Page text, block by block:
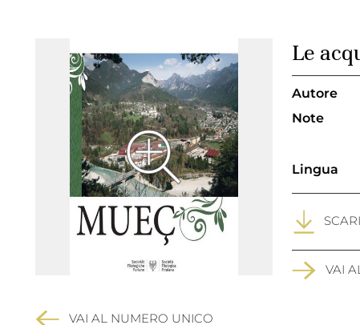
VAI AL NUMERO UNICO
Le
Autore
Note
Lingua
VAI